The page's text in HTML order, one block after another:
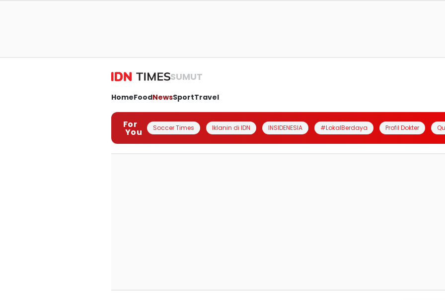
SUMUT
HomeFoodNewsSportTravel
For
You Soccer Times Iklanin di IDN INSIDENESIA #LokalBerdaya Profil Dokter